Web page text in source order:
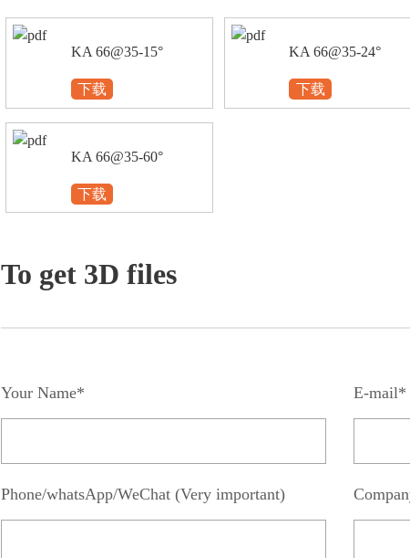
KA 66@35-15°
下载
KA 66@35-24°
下载
KA 66@35-60°
下载
To get 3D files
Your Name* E-mail*
Phone/whatsApp/WeChat (Very important)